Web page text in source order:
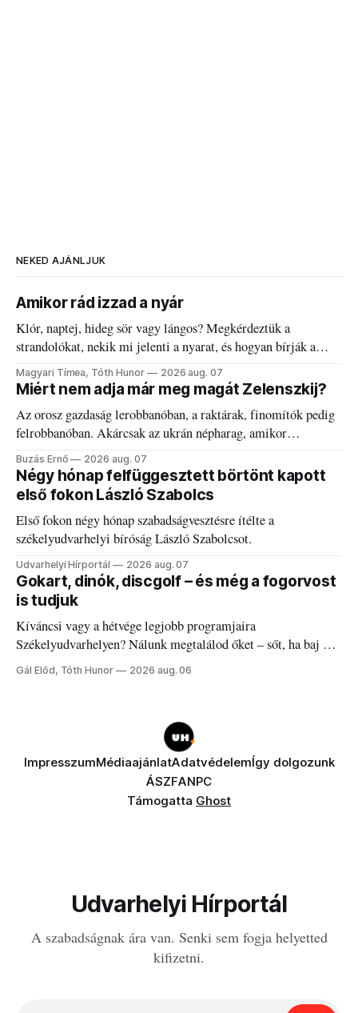
NEKED AJÁNLJUK
Amikor rád izzad a nyár
Klór, naptej, hideg sör vagy lángos? Megkérdeztük a
strandolókat, nekik mi jelenti a nyarat, és hogyan bírják a
kánikulát.
Magyari Tímea, Tóth Hunor 2026 aug. 07
Miért nem adja már meg magát Zelenszkij?
Az orosz gazdaság lerobbanóban, a raktárak, finomítók pedig
felrobbanóban. Akárcsak az ukrán népharag, amikor
elégedetlen vezetőivel.
Buzás Ernő 2026 aug. 07
Négy hónap felfüggesztett börtönt kapott
első fokon László Szabolcs
Első fokon négy hónap szabadságvesztésre ítélte a
székelyudvarhelyi bíróság László Szabolcsot.
Udvarhelyi Hírportál 2026 aug. 07
Gokart, dinók, discgolf – és még a fogorvost
is tudjuk
Kíváncsi vagy a hétvége legjobb programjaira
Székelyudvarhelyen? Nálunk megtalálod őket – sőt, ha baj van
a fogaddal, a fogorvosi ügyeletet is!
Gál Előd, Tóth Hunor 2026 aug. 06
ImpresszumMédiaajánlatAdatvédelemÍgy dolgozunk
ÁSZFANPC
Támogatta Ghost
Udvarhelyi Hírportál
A szabadságnak ára van. Senki sem fogja helyetted
kifizetni.